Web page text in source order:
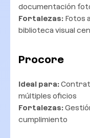
documentación
Fortalezas: Fotos
biblioteca visual
Procore
Ideal para:
múltiples oficios
Fortalezas:
cumplimiento